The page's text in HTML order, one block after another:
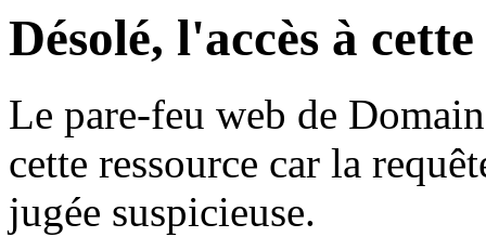
Désolé, l'accès à
Le pare-feu web de
cette ressource car la
jugée suspicieuse.